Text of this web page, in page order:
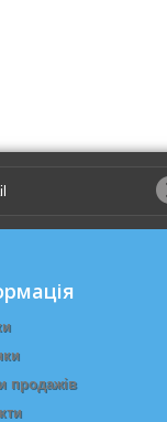
продажів